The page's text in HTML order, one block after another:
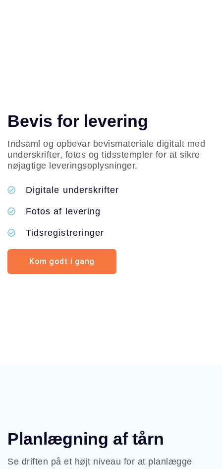
Bevis for levering
Indsaml og opbevar bevismateriale digitalt med
underskrifter, fotos og tidsstempler for at sikre
nøjagtige leveringsoplysninger.
Digitale underskrifter
Fotos af levering
Tidsregistreringer
Kom godt i gang
Planlægning af tårn
Se driften på et højt niveau for at planlægge